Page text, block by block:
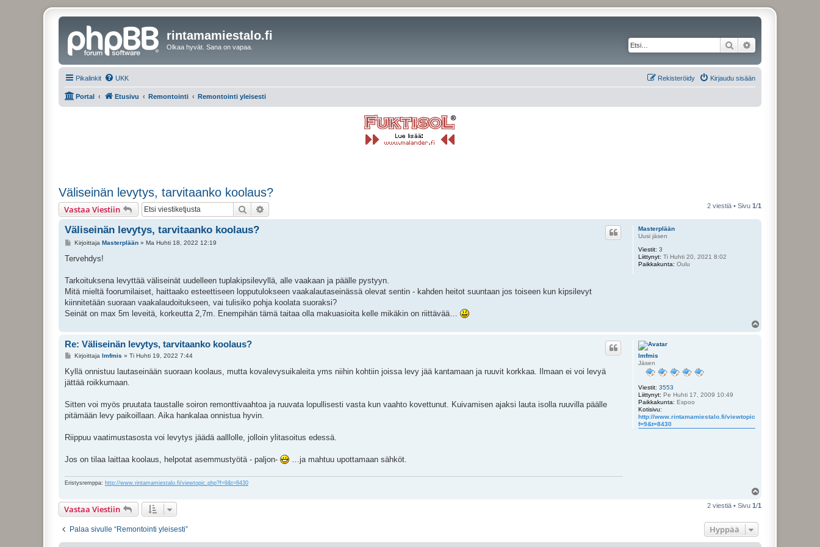
rintamamiestalo.fi
Olkaa hyvät. Sana on vapaa. Etsi
Pikalinkit UKK Kirjaudu sisään
Rekisteröidy
Portal Etusivu Remontointi Remontointi yleisesti
Väliseinän levytys, tarvitaanko koolaus?
Vastaa Viestiin Etsi 2 viestiä • Sivu 1/1
Masterplään
Uusi jäsen
Viestit: 3
Liittynyt: Ti Huhti 20, 2021 8:02
Paikkakunta: Oulu
Väliseinän levytys, tarvitaanko koolaus?
V
e
i
Kirjoittaja Masterplään» Ma Huhti 18, 2022 12:19
Tervehdys!
Tarkoituksena levyttää väliseinät uudelleen tuplakipsilevyllä, alle vaakaan ja päälle pystyyn.
Mitä mieltä foorumilaiset, haittaako esteettiseen lopputulokseen vaakalautaseinässä olevat sentin - kahden heitot suuntaan jos toiseen kun kipsilevyt
kiinnitetään suoraan vaakalaudoitukseen, vai tulisiko pohja koolata suoraksi?
Seinät on max 5m leveitä, korkeutta 2,7m. Enempihän tämä taitaa olla makuasioita kelle mikäkin on riittävää…
lmfmis
Jäsen
Viestit: 3553
Liittynyt: Pe Huhti 17, 2009 10:49
Paikkakunta: Espoo
Kotisivu:
http://www.rintamamiestalo.fi/viewtopic.php?
f=9&t=8430
Re: Väliseinän levytys, tarvitaanko koolaus?
V
e
s
t
Kirjoittaja lmfmis » Ti Huhti 19, 2022 7:44
Kyllä onnistuu lautaseinään suoraan koolaus, mutta kovalevysuikaleita yms niihin kohtiin joissa levy jää kantamaan ja ruuvit korkkaa. Ilmaan ei voi levyä
jättää roikkumaan.
Sitten voi myös pruutata taustalle soiron remonttivaahtoa ja ruuvata lopullisesti vasta kun vaahto kovettunut. Kuivamisen ajaksi lauta isolla ruuvilla päälle
pitämään levy paikoillaan. Aika hankalaa onnistua hyvin.
Riippuu vaatimustasosta voi levytys jäädä aalllolle, jolloin ylitasoitus edessä.
Jos on tilaa laittaa koolaus, helpotat asemmustyötä - paljon- …ja mahtuu upottamaan sähköt.
Eristysremppa: http://www.rintamamiestalo.fi/viewtopic.php?f=9&t=8430
ö
Vastaa Viestiin 2 viestiä • Sivu 1/1
Palaa sivulle “Remontointi yleisesti” Hyppää